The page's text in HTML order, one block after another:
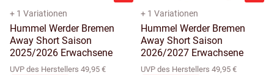
+ 1 Variationen
Hummel Werder Bremen
Away Short Saison
2025/2026 Erwachsene
UVP des Herstellers 49,95 €
+ 1 Variationen
Hummel Werder Bremen
Away Short Saison
2026/2027 Erwachsene
UVP des Herstellers 49,95 €